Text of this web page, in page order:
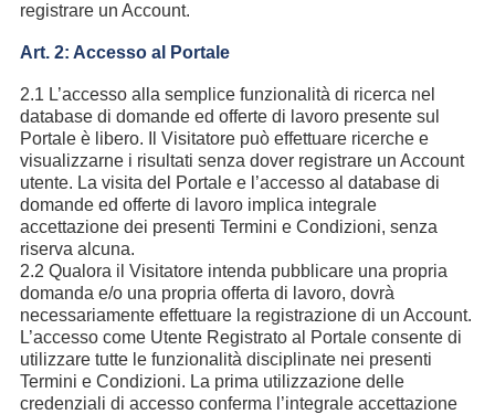
registrare un Account.
Art. 2: Accesso al Portale
2.1 L’accesso alla semplice funzionalità di ricerca nel
database di domande ed offerte di lavoro presente sul
Portale è libero. Il Visitatore può effettuare ricerche e
visualizzarne i risultati senza dover registrare un Account
utente. La visita del Portale e l’accesso al database di
domande ed offerte di lavoro implica integrale
accettazione dei presenti Termini e Condizioni, senza
riserva alcuna.
2.2 Qualora il Visitatore intenda pubblicare una propria
domanda e/o una propria offerta di lavoro, dovrà
necessariamente effettuare la registrazione di un Account.
L’accesso come Utente Registrato al Portale consente di
utilizzare tutte le funzionalità disciplinate nei presenti
Termini e Condizioni. La prima utilizzazione delle
credenziali di accesso conferma l’integrale accettazione